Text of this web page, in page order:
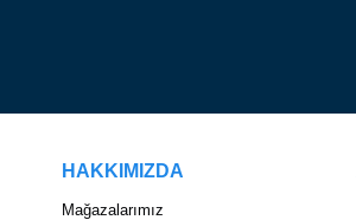
HAKKIMIZDA
Mağazalarımız